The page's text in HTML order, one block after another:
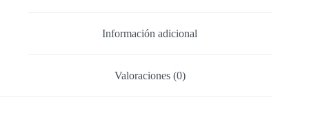
Información adicional
Valoraciones (0)